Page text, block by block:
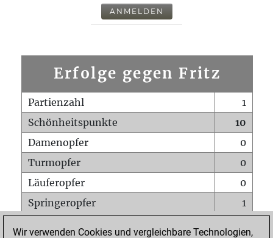
ANMELDEN
Erfolge gegen Fritz
Partienzahl
1
Schönheitspunkte
10
Damenopfer
0
Turmopfer
0
Läuferopfer
0
Springeropfer
1
Wir verwenden Cookies und vergleichbare Technologien,